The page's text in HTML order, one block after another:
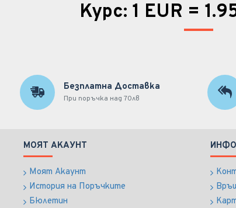
Курс: 1 EUR =
Безплатна Доставка
При поръчка над 70лв
МОЯТ АКАУНТ
Моят Акаунт
История на Поръчките
Бюлетин